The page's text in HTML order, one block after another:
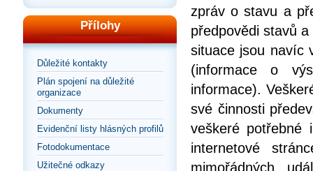
Přílohy
Důležité kontakty
Plán spojení na důležité
organizace
Dokumenty
Evidenční listy hlásných profilů
Fotodokumentace
Užitečné odkazy
zpráv o stavu a
předpovědi stavů
situace jsou navíc
(informace o
informace).
své činnosti
veškeré potřebné
internetové
mimořádných